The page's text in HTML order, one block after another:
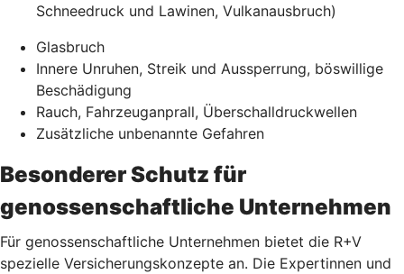
Schneedruck und Lawinen, Vulkanausbruch)
Glasbruch
Innere Unruhen, Streik und Aussperrung, böswillige
Beschädigung
Rauch, Fahrzeuganprall, Überschalldruckwellen
Zusätzliche unbenannte Gefahren
Besonderer Schutz für
genossenschaftliche Unternehmen
Für genossenschaftliche Unternehmen bietet die R+V
spezielle Versicherungskonzepte an. Die Expertinnen und